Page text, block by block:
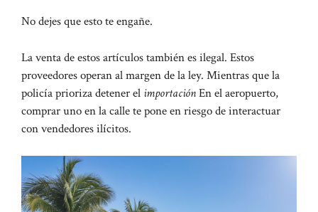
No dejes que esto te engañe.
La venta de estos artículos también es ilegal. Estos
proveedores operan al margen de la ley. Mientras que la
policía prioriza detener el importaciónEn el aeropuerto,
comprar uno en la calle te pone en riesgo de interactuar
con vendedores ilícitos.